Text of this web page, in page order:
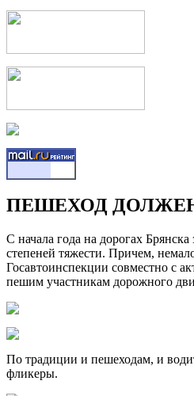
ПЕШЕХОД
С начала года на дорогах
степеней тяжести. Причем,
Госавтоинспекции совместно с
пешим участникам дорожного
По традиции и пешеходам, и
фликеры.